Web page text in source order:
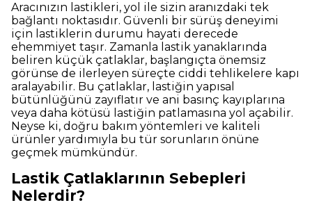
Aracınızın lastikleri, yol ile sizin aranızdaki tek
bağlantı noktasıdır. Güvenli bir sürüş deneyimi
için lastiklerin durumu hayati derecede
ehemmiyet taşır. Zamanla lastik yanaklarında
beliren küçük çatlaklar, başlangıçta önemsiz
görünse de ilerleyen süreçte ciddi tehlikelere kapı
aralayabilir. Bu çatlaklar, lastiğin yapısal
bütünlüğünü zayıflatır ve ani basınç kayıplarına
veya daha kötüsü lastiğin patlamasına yol açabilir.
Neyse ki, doğru bakım yöntemleri ve kaliteli
ürünler yardımıyla bu tür sorunların önüne
geçmek mümkündür.
Lastik Çatlaklarının Sebepleri
Nelerdir?